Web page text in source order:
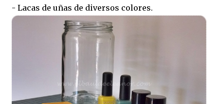
- Lacas de uñas de diversos colores.